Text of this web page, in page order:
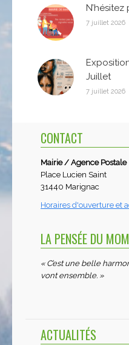
7 juillet 2026
Juillet
7 juillet 2026
CONTACT
Mairie / Agence Postale
Place Lucien Saint
31440 Marignac
Horaires d'ouverture et
LA PENSÉE DU
« C’est une belle
vont ensemble. »
ACTUALITÉS